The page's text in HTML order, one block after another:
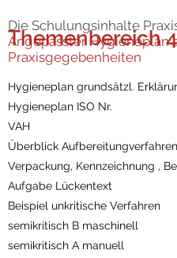
Themenbereich 4
Die Schulungsinhalte
Angepasster Hygieneplan
Praxisgegebenheiten
Hygieneplan grundsätzl.
Hygieneplan ISO Nr.
VAH
Überblick
Verpackung, Kennzeichnung ,
Aufgabe Lückentext
Beispiel unkritische Verfahren
semikritisch B maschinell
semikritisch A manuell